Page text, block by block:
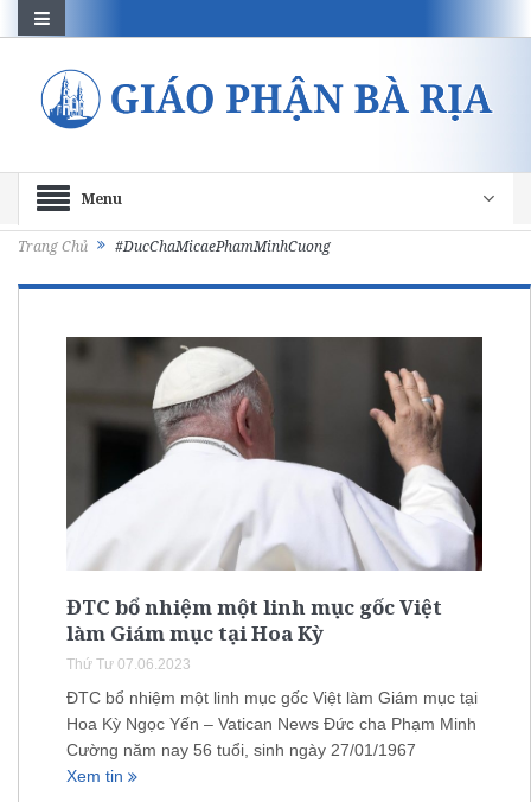
Menu
Trang Chủ #DucChaMicaePhamMinhCuong
ĐTC bổ nhiệm một linh mục gốc Việt
làm Giám mục tại Hoa Kỳ
Thứ Tư 07.06.2023
ĐTC bổ nhiệm một linh mục gốc Việt làm Giám mục tại
Hoa Kỳ Ngọc Yến – Vatican News Đức cha Phạm Minh
Cường năm nay 56 tuổi, sinh ngày 27/01/1967
Xem tin